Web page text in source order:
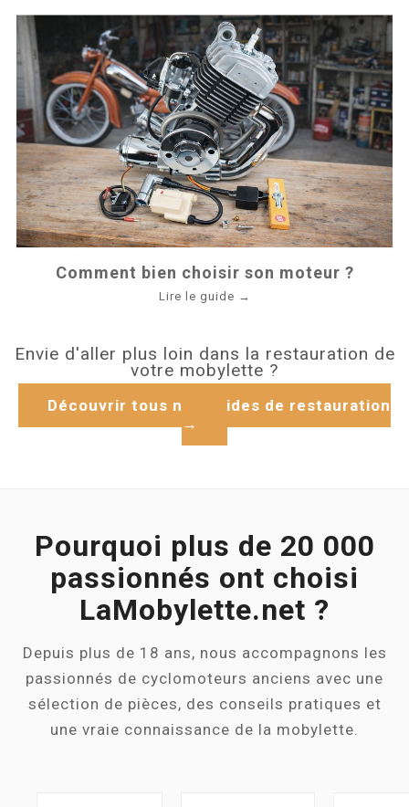
Comment bien choisir son moteur ?
Lire le guide →
Envie d'aller plus loin dans la restauration de
votre mobylette ?
Découvrir tous nos guides de restauration
→
Pourquoi plus de 20 000
passionnés ont choisi
LaMobylette.net ?
Depuis plus de 18 ans, nous accompagnons les
passionnés de cyclomoteurs anciens avec une
sélection de pièces, des conseils pratiques et
une vraie connaissance de la mobylette.